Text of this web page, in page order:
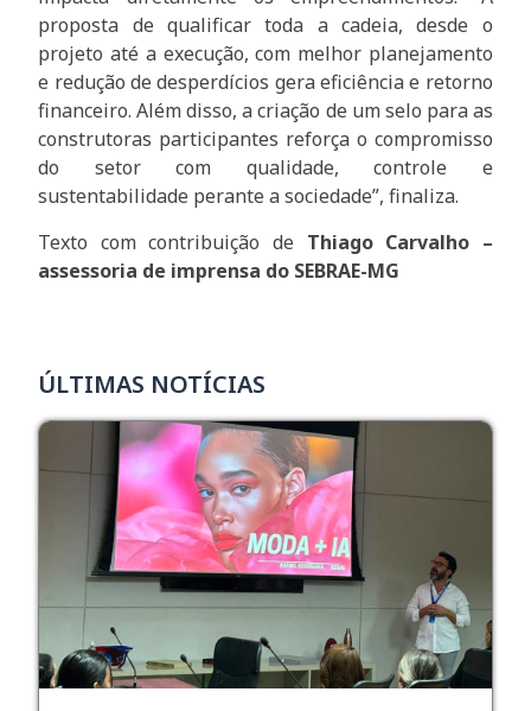
proposta de qualificar toda a cadeia, desde o
projeto até a execução, com melhor planejamento
e redução de desperdícios gera eficiência e retorno
financeiro. Além disso, a criação de um selo para as
construtoras participantes reforça o compromisso
do setor com qualidade, controle e
sustentabilidade perante a sociedade”, finaliza.
Texto com contribuição de Thiago Carvalho –
assessoria de imprensa do SEBRAE-MG
ÚLTIMAS NOTÍCIAS